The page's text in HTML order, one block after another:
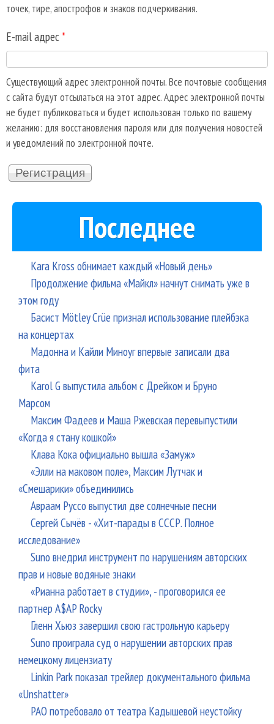
точек, тире, апострофов и знаков подчеркивания.
E-mail адрес *
Существующий адрес электронной почты. Все почтовые сообщения
с сайта будут отсылаться на этот адрес. Адрес электронной почты
не будет публиковаться и будет использован только по вашему
желанию: для восстановления пароля или для получения новостей
и уведомлений по электронной почте.
Последнее
Kara Kross обнимает каждый «Новый день»
Продолжение фильма «Майкл» начнут снимать уже в
этом году
Басист Mötley Crüe признал использование плейбэка
на концертах
Мадонна и Кайли Миноуг впервые записали два
фита
Karol G выпустила альбом с Дрейком и Бруно
Марсом
Максим Фадеев и Маша Ржевская перевыпустили
«Когда я стану кошкой»
Клава Кока официально вышла «Замуж»
«Элли на маковом поле», Максим Лутчак и
«Смешарики» объединились
Авраам Руссо выпустил две солнечные песни
Сергей Сычёв - «Хит-парады в СССР. Полное
исследование»
Suno внедрил инструмент по нарушениям авторских
прав и новые водяные знаки
«Рианна работает в студии», - проговорился ее
партнер A$AP Rocky
Гленн Хьюз завершил свою гастрольную карьеру
Suno проиграла суд о нарушении авторских прав
немецкому лицензиату
Linkin Park показал трейлер документального фильма
«Unshatter»
РАО потребовало от театра Кадышевой неустойку